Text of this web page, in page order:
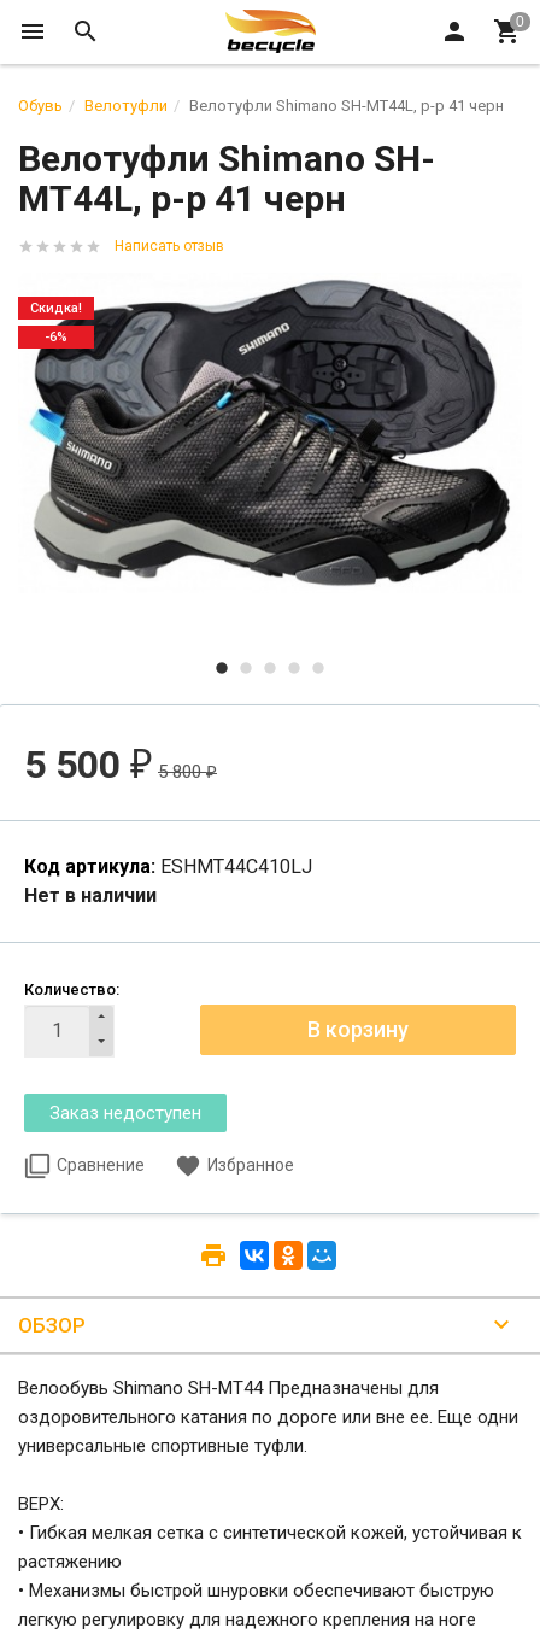
Обувь Велотуфли Велотуфли Shimano SH-MT44L, р-р 41 черн
Велотуфли Shimano SH-
MT44L, р-р 41 черн
Написать отзыв
Скидка!
-6%
5 500 ₽ 5 800₽
Код артикула: ESHMT44C410LJ
Нет в наличии
Количество:
Сравнение Избранное
ОБЗОР
Велообувь Shimano SH-MT44 Предназначены для
оздоровительного катания по дороге или вне ее. Еще одни
универсальные спортивные туфли.
ВЕРХ:
• Гибкая мелкая сетка с синтетической кожей, устойчивая к
растяжению
• Механизмы быстрой шнуровки обеспечивают быструю
легкую регулировку для надежного крепления на ноге